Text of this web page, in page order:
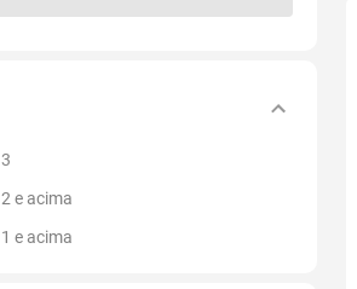
3
2 e acima
1 e acima